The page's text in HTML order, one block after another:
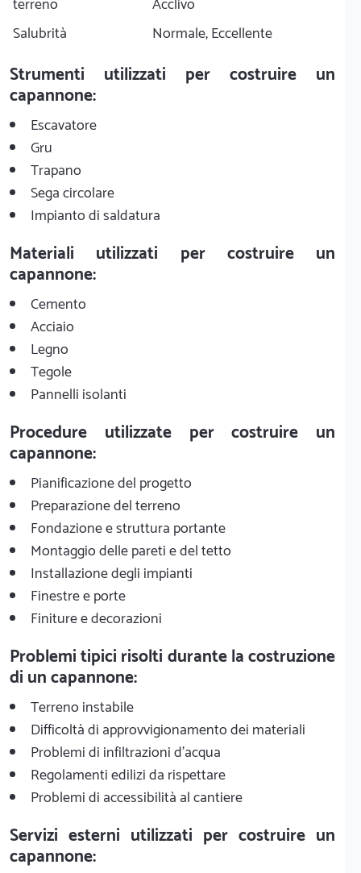
Salubrità
Normale, Eccellente
Strumenti utilizzati per costruire un
capannone:
Escavatore
Gru
Trapano
Sega circolare
Impianto di saldatura
Materiali utilizzati per costruire un
capannone:
Cemento
Acciaio
Legno
Tegole
Pannelli isolanti
Procedure utilizzate per costruire un
capannone:
Pianificazione del progetto
Preparazione del terreno
Fondazione e struttura portante
Montaggio delle pareti e del tetto
Installazione degli impianti
Finestre e porte
Finiture e decorazioni
Problemi tipici risolti durante la costruzione
di un capannone:
Terreno instabile
Difficoltà di approvvigionamento dei materiali
Problemi di infiltrazioni d'acqua
Regolamenti edilizi da rispettare
Problemi di accessibilità al cantiere
Servizi esterni utilizzati per costruire un
capannone: